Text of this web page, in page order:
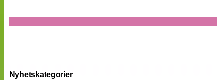
Nyhetskategorier